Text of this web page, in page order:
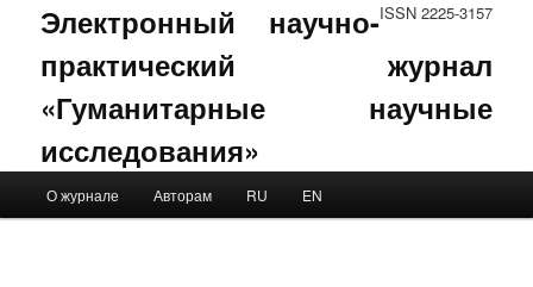
ISSN 2225-3157
Электронный научно-
практический журнал
«Гуманитарные научные
исследования»
Skip to primary content
Skip to secondary content
О журнале Авторам RU EN